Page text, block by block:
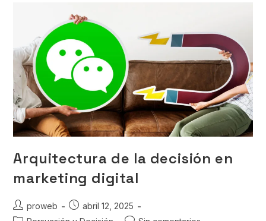
Arquitectura de la decisión en
marketing digital
proweb
abril 12, 2025